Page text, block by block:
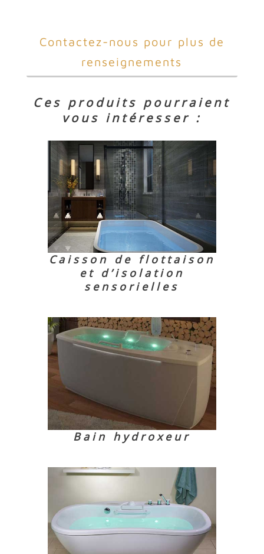
Contactez-nous pour plus de
renseignements
Ces produits pourraient
vous intéresser :
Caisson de flottaison
et d’isolation
sensorielles
Bain hydroxeur